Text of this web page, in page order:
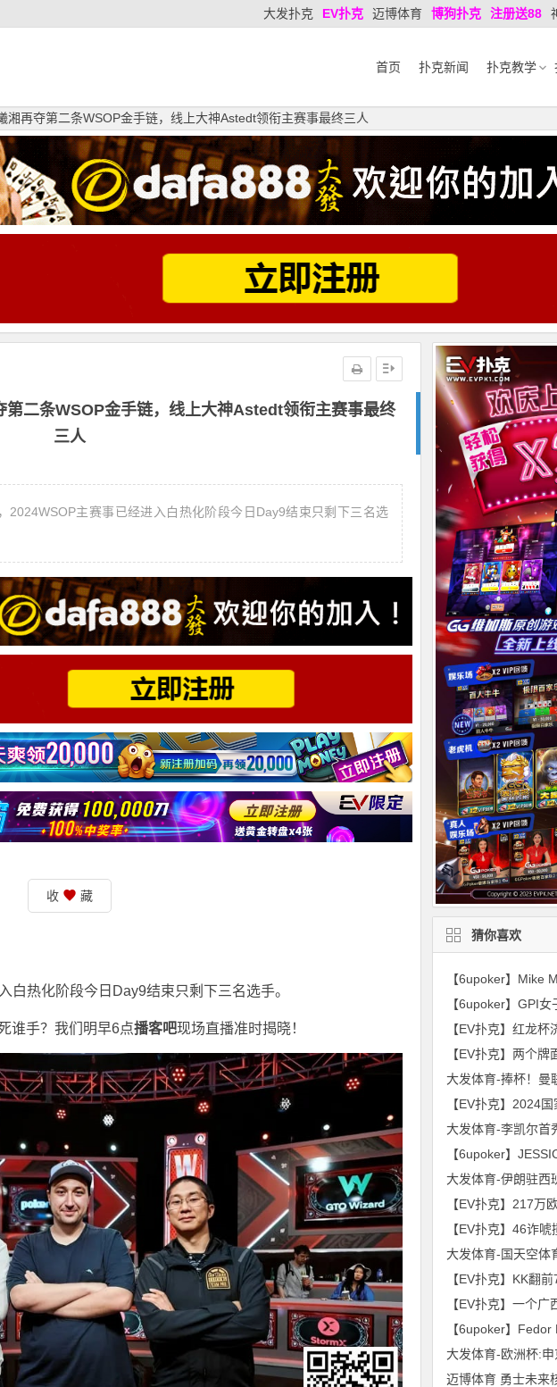
大发扑克 EV扑克 迈博体育 博狗扑克 注册送88
首页 扑克新闻 扑克教学
湘再夺第二条WSOP金手链，线上大神Astedt领衔主赛事最终三人
第二条WSOP金手链，线上大神Astedt领衔主赛事最终
三人
2024WSOP主赛事已经进入白热化阶段今日Day9结束只剩下三名选
收 藏
白热化阶段今日Day9结束只剩下三名选手。
谁手？我们明早6点播客吧现场直播准时揭晓！
猜你喜欢